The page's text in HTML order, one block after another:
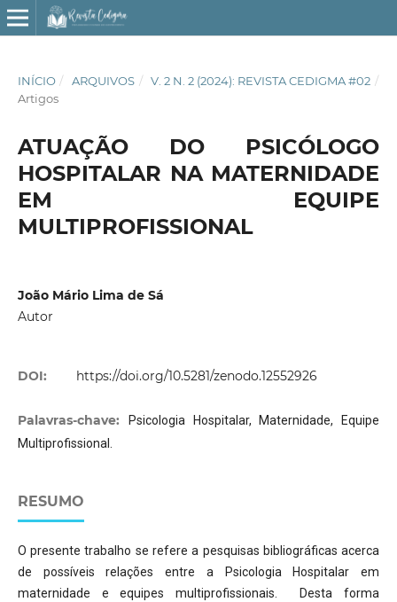
INÍCIO / ARQUIVOS / V. 2 N. 2 (2024): REVISTA CEDIGMA #02 /
Artigos
ATUAÇÃO DO PSICÓLOGO
HOSPITALAR NA MATERNIDADE
EM EQUIPE
MULTIPROFISSIONAL
João Mário Lima de Sá
Autor
DOI: https://doi.org/10.5281/zenodo.12552926
Palavras-chave:
Psicologia Hospitalar, Maternidade, Equipe
Multiprofissional.
RESUMO
O presente trabalho se refere a pesquisas bibliográficas acerca
de possíveis relações entre a Psicologia Hospitalar em
maternidade e equipes multiprofissionais. Desta forma